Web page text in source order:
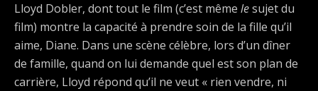
Lloyd Dobler, dont tout le film (c’est même lesujet du
film) montre la capacité à prendre soin de la fille qu’il
aime, Diane. Dans une scène célèbre, lors d’un dîner
de famille, quand on lui demande quel est son plan de
carrière, Lloyd répond qu’il ne veut « rien vendre, ni